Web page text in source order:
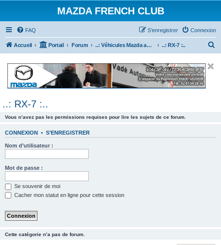
MAZDA FRENCH CLUB
FAQ Connexion
S’enregistrer
Accueil Portail Forum ..: Véhicules Mazda ancien (<2003) :.. ..: RX-7 :..
e
..: RX-7 :..
Vous n’avez pas les permissions requises pour lire les sujets de ce forum.
CONNEXION • S’ENREGISTRER
Nom d’utilisateur :
Mot de passe :
Se souvenir de moi
Cacher mon statut en ligne pour cette session
Cette catégorie n’a pas de forum.